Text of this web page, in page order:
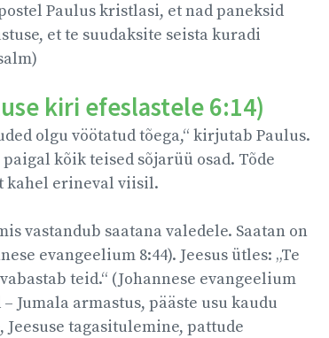
Paulus kristlasi, et nad paneksid
et te suudaksite seista kuradi
kiri efeslastele 6:14)
olgu vöötatud tõega,“ kirjutab Paulus.
kõik teised sõjarüü osad. Tõde
kahel erineval viisil.
vastandub saatana valedele. Saatan on
evangeelium 8:44). Jeesus ütles: „Te
teid.“ (Johannese evangeelium
Jumala armastus, pääste usu kaudu
Jeesuse tagasitulemine, pattude